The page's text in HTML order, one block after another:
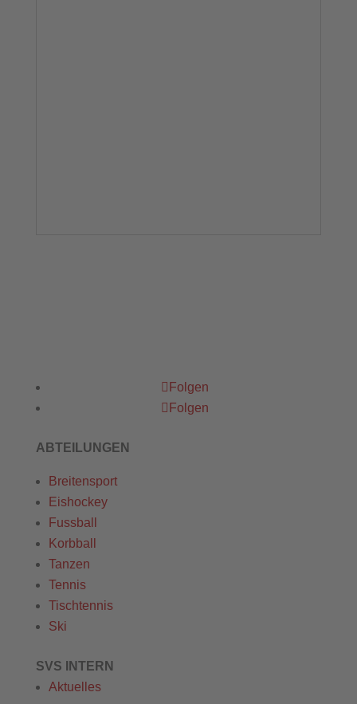
Folgen
Folgen
ABTEILUNGEN
Breitensport
Eishockey
Fussball
Korbball
Tanzen
Tennis
Tischtennis
Ski
SVS INTERN
Aktuelles